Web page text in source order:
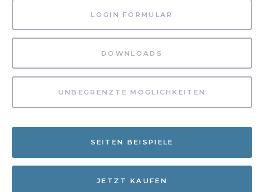
LOGIN FORMULAR
DOWNLOADS
UNBEGRENZTE MÖGLICHKEITEN
SEITEN BEISPIELE
JETZT KAUFEN